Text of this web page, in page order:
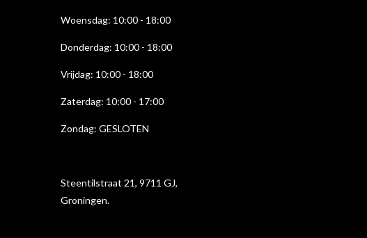
Woensdag: 10:00 - 18:00
Donderdag: 10:00 - 18:00
Vrijdag: 10:00 - 18:00
Zaterdag: 10:00 - 17:00
Zondag: GESLOTEN
Steentilstraat 21, 9711 GJ,
Groningen.